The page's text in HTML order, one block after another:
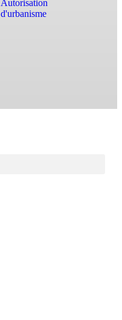
Autorisation
d'urbanisme